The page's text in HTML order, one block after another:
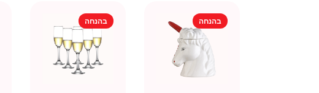
בהנחה בהנחה